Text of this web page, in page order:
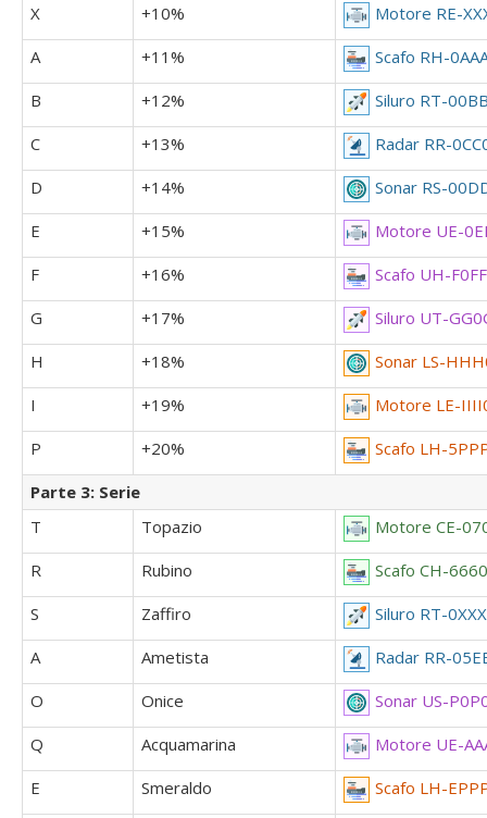
X
+10%
Motore RE-
A
+11%
Scafo RH-
B
+12%
Siluro RT-
C
+13%
Radar RR-
D
+14%
Sonar RS-
E
+15%
Motore UE-
F
+16%
Scafo UH-
G
+17%
Siluro UT-
H
+18%
Sonar LS-
I
+19%
Motore LE-
P
+20%
Scafo LH-
Parte 3: Serie
T
Topazio
Motore CE-
R
Rubino
Scafo CH-
S
Zaffiro
Siluro RT-
A
Ametista
Radar RR-
O
Onice
Sonar US-
Q
Acquamarina
Motore UE-
E
Smeraldo
Scafo LH-